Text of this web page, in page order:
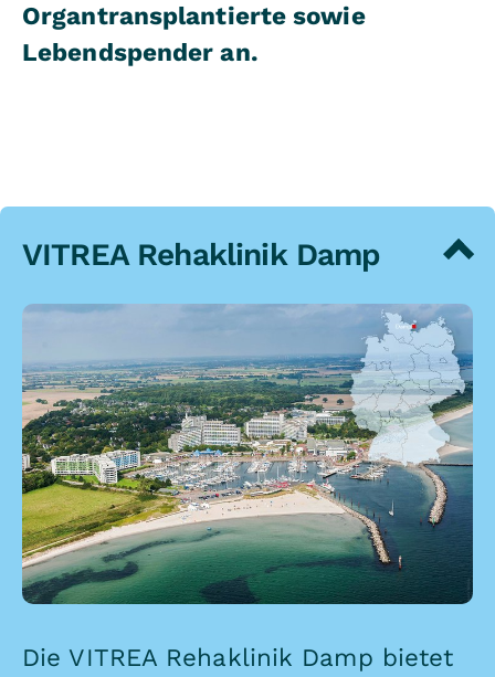
Organtransplantierte sowie
Lebendspender an.
VITREA Rehaklinik Damp
Die VITREA Rehaklinik Damp bietet